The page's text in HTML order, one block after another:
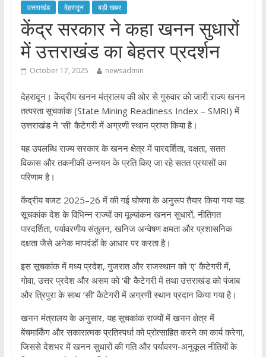
उत्तराखंड देहरादून बड़ी खबर
केंद्र सरकार ने कहा खनन सुधारों
में उत्तराखंड का बेहतर प्रदर्शन
October 17, 2025 newsadmin
देहरादून। केंद्रीय खनन मंत्रालय की ओर से गुरुवार को जारी राज्य खनन
तत्परता सूचकांक (State Mining Readiness Index – SMRI) में
उत्तराखंड ने ‘सी’ कैटेगरी में अग्रणी स्थान प्राप्त किया है।
यह उपलब्धि राज्य सरकार के खनन क्षेत्र में पारदर्शिता, दक्षता, सतत
विकास और तकनीकी उन्नयन के प्रति किए जा रहे सतत प्रयासों का
परिणाम है।
केंद्रीय बजट 2025–26 में की गई घोषणा के अनुरूप तैयार किया गया यह
सूचकांक देश के विभिन्न राज्यों का मूल्यांकन खनन सुधारों, नीतिगत
पारदर्शिता, पर्यावरणीय संतुलन, खनिज अन्वेषण क्षमता और प्रशासनिक
दक्षता जैसे अनेक मापदंडों के आधार पर करता है।
इस सूचकांक में मध्य प्रदेश, गुजरात और राजस्थान को ‘ए’ कैटेगरी में,
गोवा, उत्तर प्रदेश और असम को ‘बी’ कैटेगरी में तथा उत्तराखंड को पंजाब
और त्रिपुरा के साथ ‘सी’ कैटेगरी में अग्रणी स्थान प्रदान किया गया है।
खनन मंत्रालय के अनुसार, यह सूचकांक राज्यों में खनन क्षेत्र में
बेंचमार्किंग और सकारात्मक प्रतिस्पर्धा को प्रोत्साहित करने का कार्य करेगा,
जिससे देशभर में खनन सुधारों की गति और पर्यावरण-अनुकूल नीतियों के